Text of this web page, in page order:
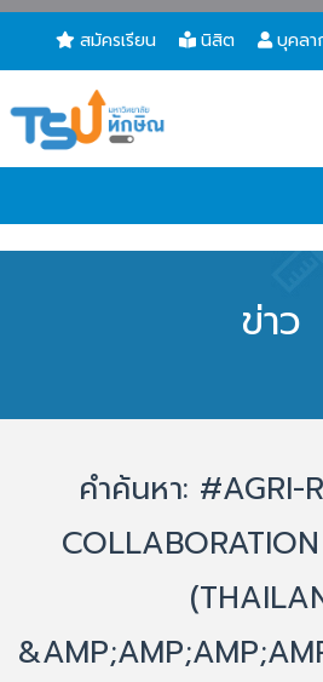
สมัครเรียน นิสิต บุคลา
ข่าว
คำค้นหา: #AGRI-